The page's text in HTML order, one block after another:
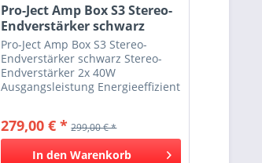
Pro-Ject Amp Box S3 Stereo-
Endverstärker schwarz
Pro-Ject Amp Box S3 Stereo-
Endverstärker schwarz Stereo-
Endverstärker 2x 40W
Ausgangsleistung Energieeffizient
aus gebürstetem Aluminium Viel
Kraft auf minimalem Raum Die...
279,00 € * 299,00 € *
In den Warenkorb